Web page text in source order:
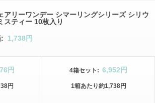
アリーワンデー シマーリングシリーズ シリウ
スティー 10枚入り
: 1,738円
円
円
4箱セット : 6,952円
1箱あたり約1,738円